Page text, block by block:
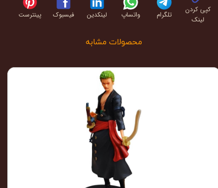
محصولات مشابه
کپی کردن
لینک
تلگرام واتساپ لینکدین فیسبوک پینترست